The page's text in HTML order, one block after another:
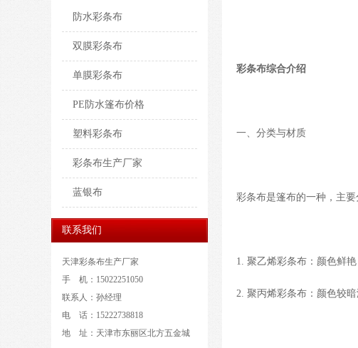
防水彩条布
双膜彩条布
单膜彩条布
PE防水篷布价格
塑料彩条布
彩条布生产厂家
蓝银布
联系我们
天津彩条布生产厂家
手 机：15022251050
联系人：孙经理
电 话：15222738818
地 址：天津市东丽区北方五金城
彩条布综合介绍
一、分类与材质
彩条布是篷布的一种，主要
1. 聚乙烯彩条布 ：颜色鲜
2. 聚丙烯彩条布：颜色较